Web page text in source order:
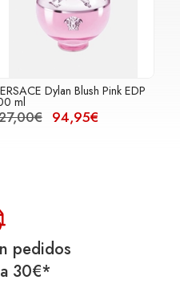
Dylan Blush Pink EDP
ml
94,95€
pedidos
30€*